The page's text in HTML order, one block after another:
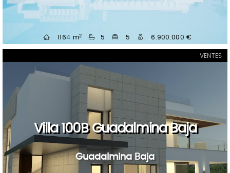
1164 m2 5 5 6.900.000 €
VENTES
Villa 100B Guadalmina Baja
Guadalmina Baja